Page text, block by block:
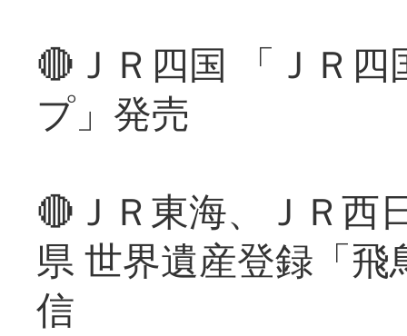
🔴ＪＲ四国 「ＪＲ
プ」発売
🔴ＪＲ東海、ＪＲ西
県 世界遺産登録「
信